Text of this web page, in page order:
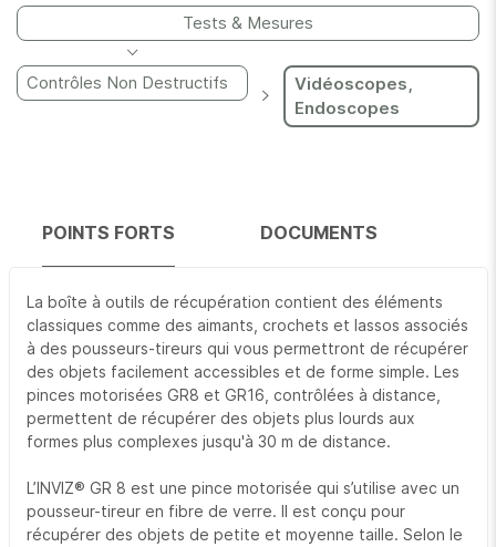
Tests & Mesures
Contrôles Non Destructifs
Vidéoscopes,
Endoscopes
POINTS FORTS DOCUMENTS
La boîte à outils de récupération contient des éléments
classiques comme des aimants, crochets et lassos associés
à des pousseurs-tireurs qui vous permettront de récupérer
des objets facilement accessibles et de forme simple. Les
pinces motorisées GR8 et GR16, contrôlées à distance,
permettent de récupérer des objets plus lourds aux
formes plus complexes jusqu'à 30 m de distance.
L’INVIZ® GR 8 est une pince motorisée qui s’utilise avec un
pousseur-tireur en fibre de verre. Il est conçu pour
récupérer des objets de petite et moyenne taille. Selon le